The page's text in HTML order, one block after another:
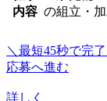
内容 の組立・
＼最短45秒で完
応募へ進む
詳しく